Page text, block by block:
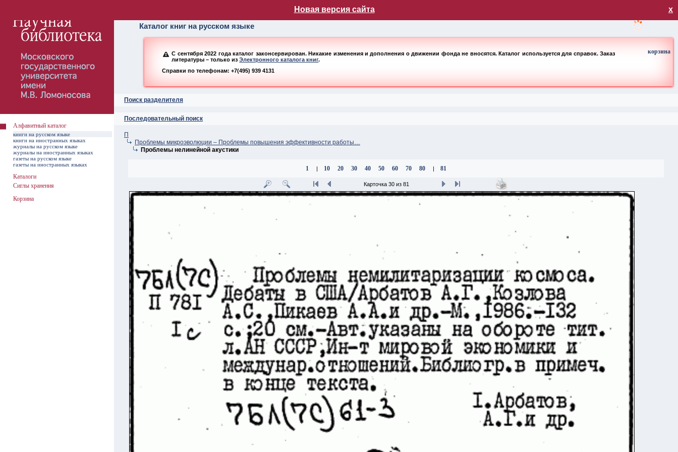
Новая версия сайта х
Каталог книг на русском языке
С сентября 2022 года каталог законсервирован. Никакие изменения и дополнения о движении фонда не вносятся. Каталог используется для справок. Заказ
литературы – только изЭлектронного каталога книг.
Справки по телефонам: +7(495) 939 4131
Поиск разделителя
Последовательный поиск
корзина
П
Проблемы микроэволюции – Проблемы повышения эффективности работы…
Проблемы нелинейной акустики
1 | 10 20 30 40 50 60 70 80 | 81
Карточка 30 из 81
Алфавитный каталог
книги на русском языке
книги на иностранных языках
журналы на русском языке
журналы на иностранных языках
газеты на русском языке
газеты на иностранных языках
Каталоги
Сиглы хранения
Корзина